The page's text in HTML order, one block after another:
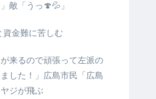
敵「うっ🍄💦」
資金難に苦しむ
来るので頑張って左派の
した！」広島市民「広島
ジが飛ぶ